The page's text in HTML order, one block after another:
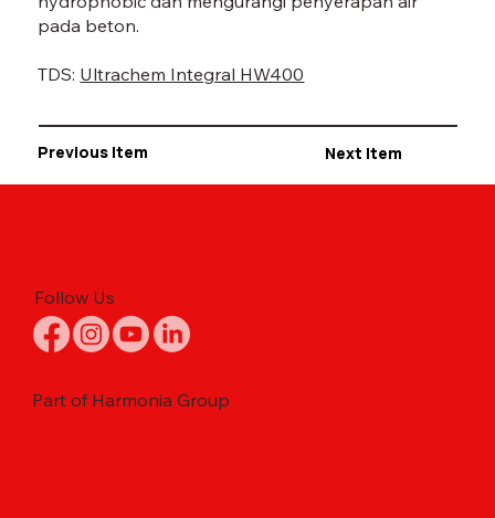
pada beton.
TDS: Ultrachem Integral HW400
Previous Item Next Item
Follow Us
Part of Harmonia Group